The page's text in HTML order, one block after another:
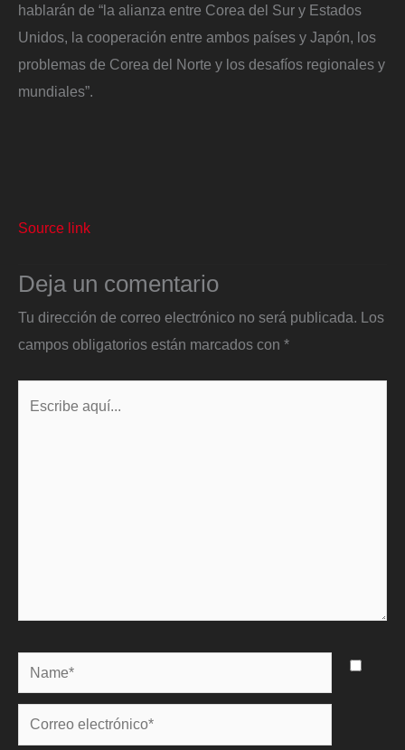
hablarán de “la alianza entre Corea del Sur y Estados
Unidos, la cooperación entre ambos países y Japón, los
problemas de Corea del Norte y los desafíos regionales y
mundiales”.
Source link
Deja un comentario
Tu dirección de correo electrónico no será publicada. Los
campos obligatorios están marcados con *
Name*
Correo
electrónico*